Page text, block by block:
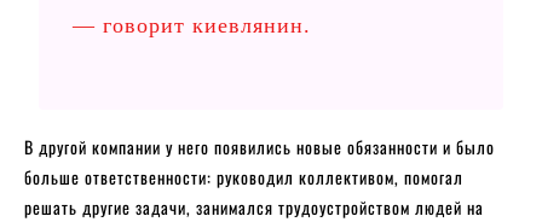
— говорит киевлянин.
В другой компании у него появились новые обязанности и было
больше ответственности: руководил коллективом, помогал
решать другие задачи, занимался трудоустройством людей на